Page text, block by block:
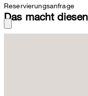
Reservierungsanfrage
Das macht